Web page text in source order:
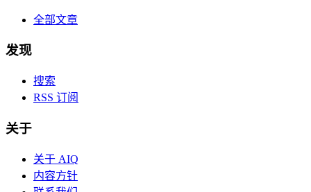
全部文章
发现
搜索
RSS 订阅
关于
关于 AIQ
内容方针